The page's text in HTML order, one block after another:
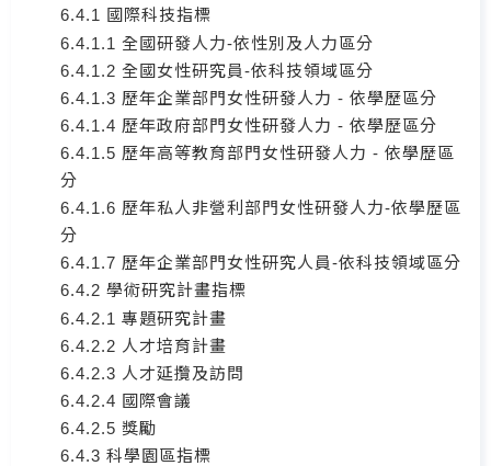
6.4.1 國際科技指標
6.4.1.1 全國研發人力-依性別及人力區分
6.4.1.2 全國女性研究員-依科技領域區分
6.4.1.3 歷年企業部門女性研發人力 - 依學歷區分
6.4.1.4 歷年政府部門女性研發人力 - 依學歷區分
6.4.1.5 歷年高等教育部門女性研發人力 - 依學歷區
分
6.4.1.6 歷年私人非營利部門女性研發人力-依學歷區
分
6.4.1.7 歷年企業部門女性研究人員-依科技領域區分
6.4.2 學術研究計畫指標
6.4.2.1 專題研究計畫
6.4.2.2 人才培育計畫
6.4.2.3 人才延攬及訪問
6.4.2.4 國際會議
6.4.2.5 獎勵
6.4.3 科學園區指標